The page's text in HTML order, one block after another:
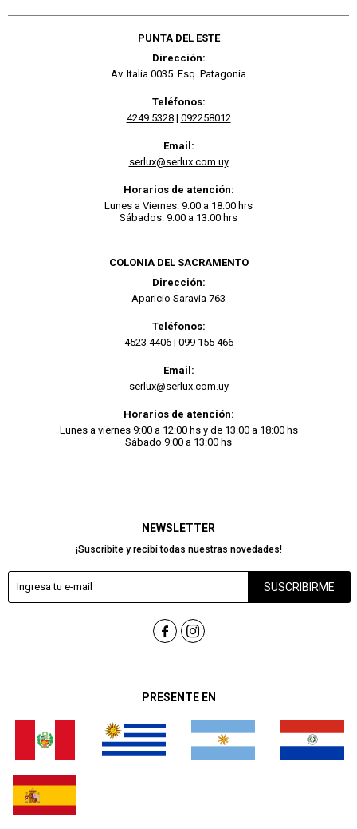
PRESENTE EN
NEWSLETTER
¡Suscribite y recibí todas nuestras novedades!
SUSCRIBIRME
 
PUNTA DEL ESTE
Dirección:
Av. Italia 0035. Esq. Patagonia
Teléfonos:
4249 5328| 092258012
Email:
serlux@serlux.com.uy
Horarios de atención:
Lunes a Viernes: 9:00 a 18:00 hrs
Sábados: 9:00 a 13:00 hrs
COLONIA DEL SACRAMENTO
Dirección:
Aparicio Saravia 763
Teléfonos:
4523 4406| 099 155 466
Email:
serlux@serlux.com.uy
Horarios de atención:
Lunes a viernes 9:00 a 12:00 hs y de 13:00 a 18:00 hs
Sábado 9:00 a 13:00 hs